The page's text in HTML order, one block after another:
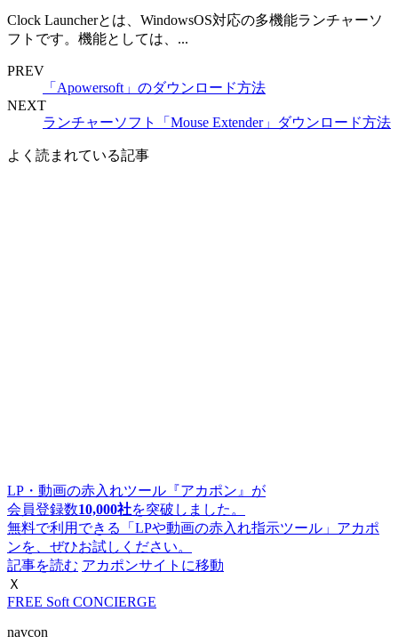
Clock Launcherとは、WindowsOS対応の多機能ランチャーソ
フトです。機能としては、...
PREV
「Apowersoft」のダウンロード方法
NEXT
ランチャーソフト「Mouse Extender」ダウンロード方法
よく読まれている記事
LP・動画の赤入れツール『アカポン』が
会員登録数10,000社を突破しました。
無料で利用できる「LPや動画の赤入れ指示ツール」アカポ
ンを、ぜひお試しください。
記事を読む アカポンサイトに移動
Ｘ
FREE Soft CONCIERGE
navcon